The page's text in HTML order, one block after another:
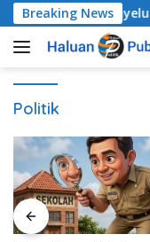
Langsung
ke
konten
Breaking News
Secara Menyeluruh
Politik